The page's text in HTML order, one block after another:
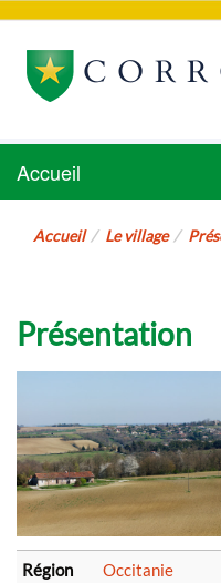
Accueil
Accueil Le village
Présentation
Région
Occitanie